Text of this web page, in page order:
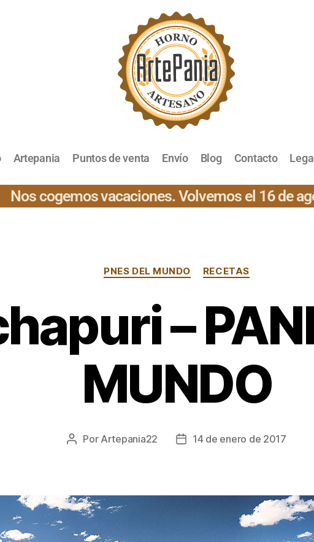
Artepania Puntos de venta Envío Blog Contacto Legal
Nos cogemos vacaciones. Volvemos el 16 de
PNES DEL MUNDO RECETAS
–
MUNDO
Por Artepania22 14 de enero de 2017